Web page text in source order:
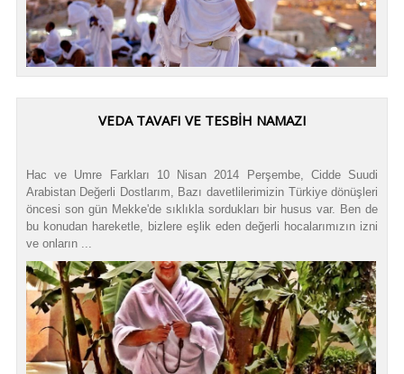
VEDA TAVAFI VE TESBİH NAMAZI
Hac ve Umre Farkları 10 Nisan 2014 Perşembe, Cidde Suudi
Arabistan Değerli Dostlarım, Bazı davetlilerimizin Türkiye dönüşleri
öncesi son gün Mekke'de sıklıkla sordukları bir husus var. Ben de
bu konudan hareketle, bizlere eşlik eden değerli hocalarımızın izni
ve onların ...